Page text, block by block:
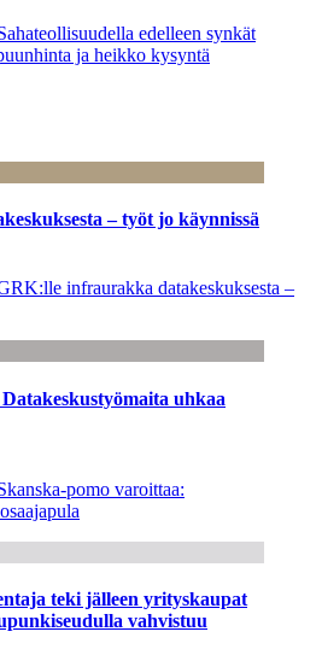
edelleen synkät
ja heikko kysyntä
– työt jo käynnissä
infraurakka datakeskuksesta –
uhkaa
pomo varoittaa:
teki jälleen yrityskaupat
vahvistuu